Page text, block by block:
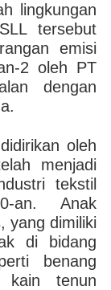
lingkungan
tersebut
emisi
2 oleh PT
dengan
oleh
menjadi
tekstil
an. Anak
yang dimiliki
di bidang
benang
tenun